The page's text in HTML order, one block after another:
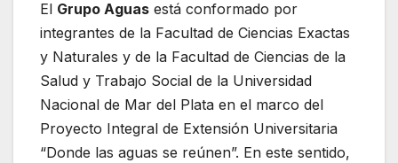
El Grupo Aguas está conformado por
integrantes de la Facultad de Ciencias Exactas
y Naturales y de la Facultad de Ciencias de la
Salud y Trabajo Social de la Universidad
Nacional de Mar del Plata en el marco del
Proyecto Integral de Extensión Universitaria
“Donde las aguas se reúnen”. En este sentido,